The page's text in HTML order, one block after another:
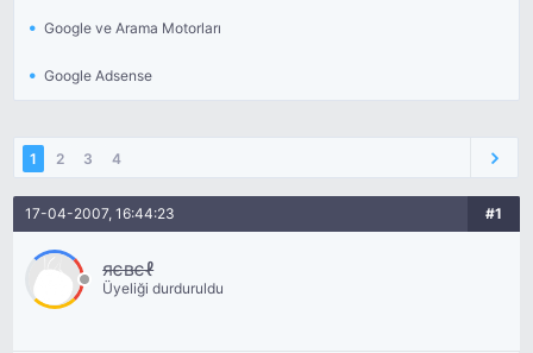
Google ve Arama Motorları
Google Adsense
1 2 3 4
17-04-2007, 16:44:23 #1
яєвєℓ
Üyeliği durduruldu